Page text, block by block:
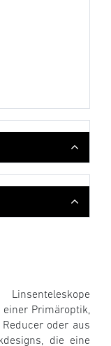
einer Primäroptik,
oder aus
die eine